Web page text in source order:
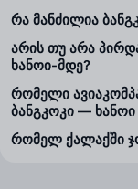
რა მანძილია
არის თუ არა
ხანოი-მდე?
რომელი
ბანგკოკი — ხანოი
რომელ ქალაქში